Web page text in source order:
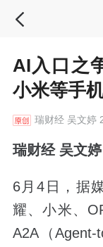
AI入口之
小米等手
瑞财经吴文婷
瑞财经 吴文婷
6月4日，据
耀、小米、
A2A（